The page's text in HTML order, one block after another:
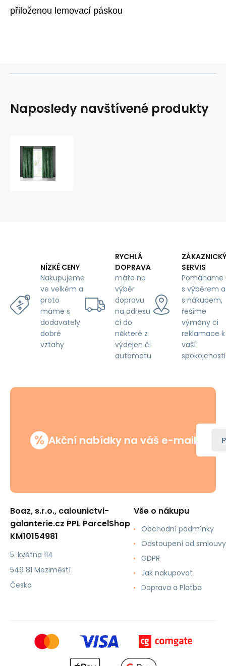
přiloženou lemovací páskou
Naposledy navštívené produkty
NÍZKÉ CENY
Nakupujeme
ve velkém a
proto
máme s
dodavately
dobré
vztahy
RYCHLÁ
DOPRAVA
máte na
výběr
dopravu
na adresu
či do
některé z
výdejen či
automatu
ZÁKAZNICKÝ
SERVIS
Pomáhame
s výběrem a
s nákupem,
řešíme
výměny či
reklamace k
vaší
spokojenosti
% Akční nabídky na váš e-mail
Boaz, s.r.o., calounictvi-
galanterie.cz PPL ParcelShop
KM10154981
5. května 114
549 81 Meziměstí
Česko
Vše o nákupu
Obchodní podmínky
Odstoupení od smlouvy
GDPR
Jak nakupovat
Doprava a Platba